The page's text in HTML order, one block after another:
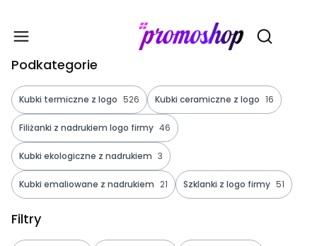
Otwórz
Podkategorie
Kubki termiczne z logo 526 Kubki ceramiczne z logo 16
Filiżanki z nadrukiem logo firmy 46
Kubki ekologiczne z nadrukiem 3
Kubki emaliowane z nadrukiem 21 Szklanki z logo firmy 51
Filtry